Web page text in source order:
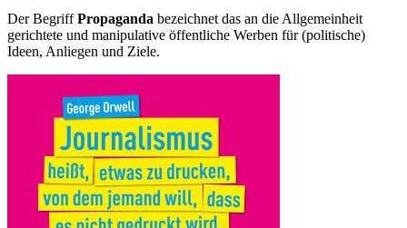
Der BegriffPropaganda bezeichnet das an die Allgemeinheit
gerichtete und manipulative öffentliche Werben für (politische)
Ideen, Anliegen und Ziele.